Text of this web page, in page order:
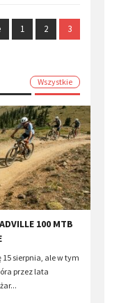
1 2 3
Wszystkie
100 MTB
15 sierpnia, ale w tym
przez lata